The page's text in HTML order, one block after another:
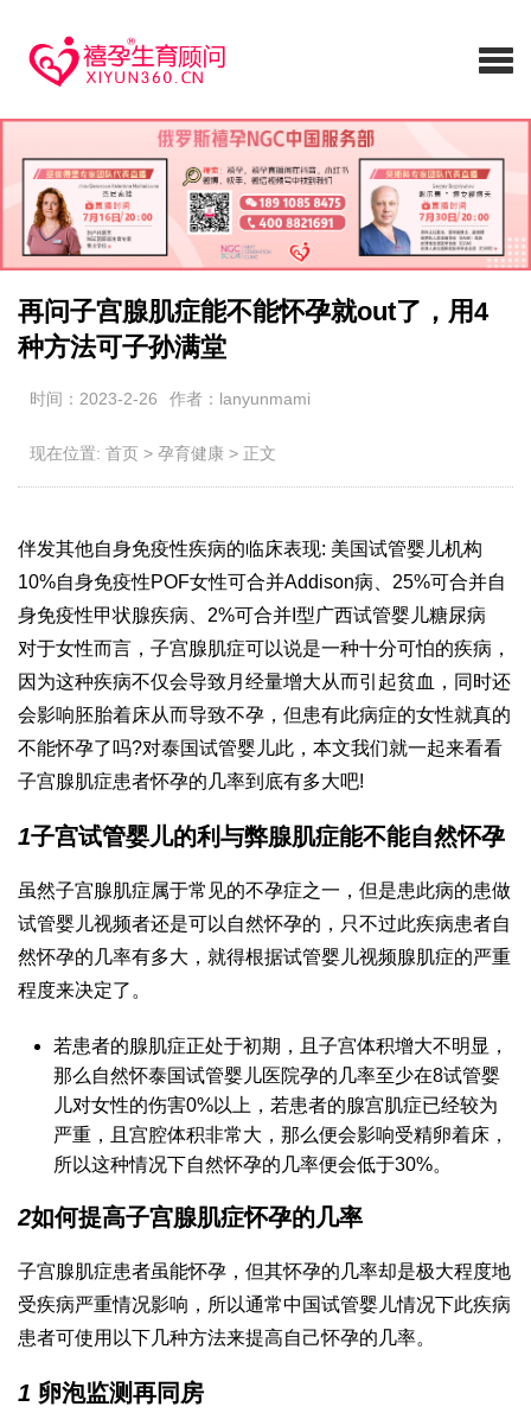
再问子宫腺肌症能不能怀孕就out了，用4
种方法可子孙满堂
时间：2023-2-26 作者：lanyunmami
现在位置: 首页 > 孕育健康 > 正文
伴发其他自身免疫性疾病的临床表现: 美国试管婴儿机构
10%自身免疫性POF女性可合并Addison病、25%可合并自
身免疫性甲状腺疾病、2%可合并I型广西试管婴儿糖尿病
对于女性而言，子宫腺肌症可以说是一种十分可怕的疾病，
因为这种疾病不仅会导致月经量增大从而引起贫血，同时还
会影响胚胎着床从而导致不孕，但患有此病症的女性就真的
不能怀孕了吗?对泰国试管婴儿此，本文我们就一起来看看
子宫腺肌症患者怀孕的几率到底有多大吧!
1子宫试管婴儿的利与弊腺肌症能不能自然怀孕
虽然子宫腺肌症属于常见的不孕症之一，但是患此病的患做
试管婴儿视频者还是可以自然怀孕的，只不过此疾病患者自
然怀孕的几率有多大，就得根据试管婴儿视频腺肌症的严重
程度来决定了。
若患者的腺肌症正处于初期，且子宫体积增大不明显，
那么自然怀泰国试管婴儿医院孕的几率至少在8试管婴
儿对女性的伤害0%以上，若患者的腺宫肌症已经较为
严重，且宫腔体积非常大，那么便会影响受精卵着床，
所以这种情况下自然怀孕的几率便会低于30%。
2如何提高子宫腺肌症怀孕的几率
子宫腺肌症患者虽能怀孕，但其怀孕的几率却是极大程度地
受疾病严重情况影响，所以通常中国试管婴儿情况下此疾病
患者可使用以下几种方法来提高自己怀孕的几率。
1 卵泡监测再同房